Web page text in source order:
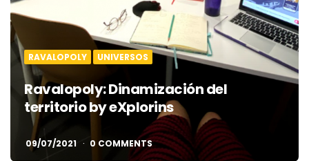
RAVALOPOLY UNIVERSOS
Ravalopoly: Dinamización del
territorio by eXplorins
09/07/2021 0 COMMENTS